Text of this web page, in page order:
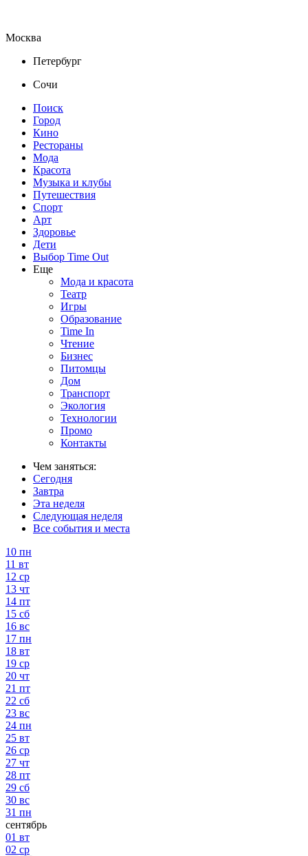
Москва
Петербург
Сочи
Поиск
Город
Кино
Рестораны
Мода
Красота
Музыка и клубы
Путешествия
Спорт
Арт
Здоровье
Дети
Выбор Time Out
Еще
Мода и красота
Театр
Игры
Образование
Time In
Чтение
Бизнес
Питомцы
Дом
Транспорт
Экология
Технологии
Промо
Контакты
Чем заняться:
Сегодня
Завтра
Эта неделя
Следующая неделя
Все события и места
10 пн
11 вт
12 ср
13 чт
14 пт
15 сб
16 вс
17 пн
18 вт
19 ср
20 чт
21 пт
22 сб
23 вс
24 пн
25 вт
26 ср
27 чт
28 пт
29 сб
30 вс
31 пн
сентябрь
01 вт
02 ср